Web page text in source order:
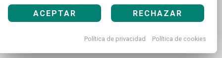
ACEPTAR RECHAZAR
Política de privacidad Política de cookies